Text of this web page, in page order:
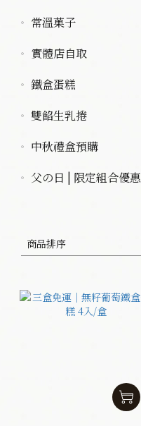
常溫菓子
實體店自取
鐵盒蛋糕
雙餡生乳捲
中秋禮盒預購
父の日 | 限定組合優惠
商品排序